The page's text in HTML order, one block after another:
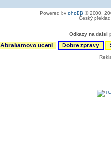
Powered by phpBB © 2000,
Český
Odkazy na dalsi
Abrahamovo uceni Dobre zpravy